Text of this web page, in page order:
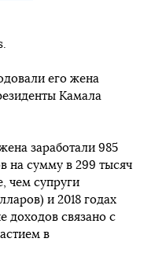
его жена
Камала
заработали 985
на сумму в 299 тысяч
чем супруги
и 2018 годах
доходов связано с
в